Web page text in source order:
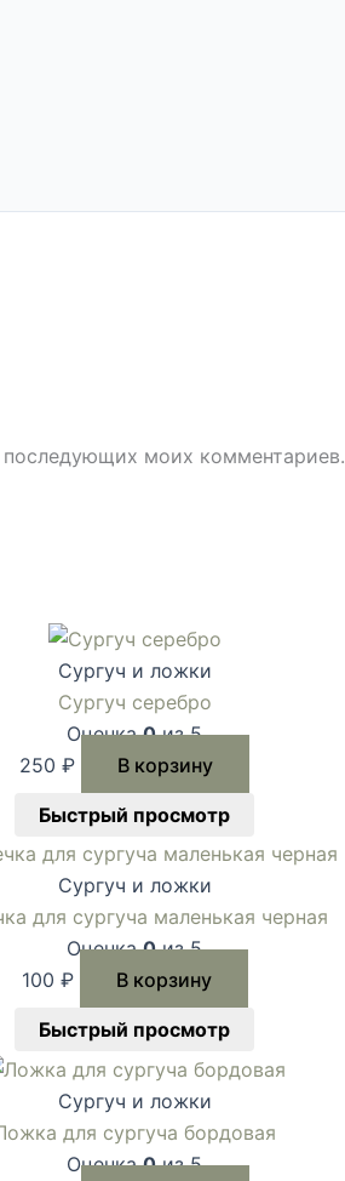
моих комментариев.
Сургуч и ложки
Сургуч серебро
Оценка0из 5
250 ₽ В корзину
Быстрый просмотр
Сургуч и ложки
для сургуча маленькая черная
Оценка0из 5
100 ₽ В корзину
Быстрый просмотр
Сургуч и ложки
для сургуча бордовая
Оценка0из 5